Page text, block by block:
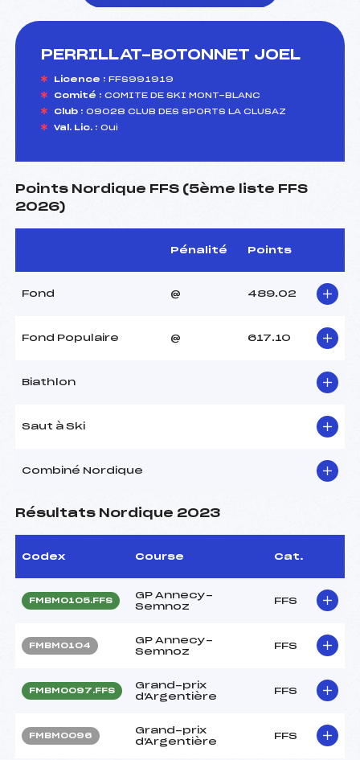
PERRILLAT-BOTONNET JOEL
Licence : FFS991919
Comité : COMITE DE SKI MONT-BLANC
Club : 09028 CLUB DES SPORTS LA CLUSAZ
Val. Lic. : Oui
Points Nordique FFS (5ème liste FFS
2026)
Pénalité Points
Fond @ 489.02
Fond Populaire @ 617.10
Biathlon
Saut à Ski
Combiné Nordique
Résultats Nordique 2023
Codex Course Cat.
FMBM0105.FFS
GP Annecy-
Semnoz
FFS
FMBM0104
GP Annecy-
Semnoz
FFS
FMBM0097.FFS
Grand-prix
d'Argentière
FFS
FMBM0096
Grand-prix
d'Argentière
FFS